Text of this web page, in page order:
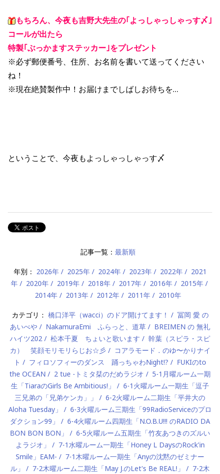
もちろん、今夜も吉野大先生の｢よっしゃっしゃっす〆｣
コールが出たら
特製｢ぶっかますステッカー｣をプレゼント
※必ず郵便番号、住所、お名前を書いて送ってください
ね！
※現在絶賛製作中！お届けまでしばしお待ちを…
ということで、今夜もよっしゃっしゃっす〆
記事一覧： 最新順
年別： 2026年 2025年 2024年 2023年 2022年
2021
年
2020年 2019年 2018年 2017年 2016年
2015年
2014年
2013年 2012年 2011年 2010年
カテゴリ： 橋口洋平（wacci）のドア開けてます！
冨岡 愛 の
あいべや
NakamuraEmi ふらっと、道草
BREIMEN の 無礼
ハイツ202
松本千夏 ちょいと歌います
幹葉（スピラ・スピ
カ） 笑顔モリモリらじお☆彡
コアラモード．のゆ〜かりナイ
ト
フィロソフィーのダンス 踊っちゃわNight!?
FUKIのto
the OCEAN
2 tue -トミタ栞のだめラジオ
5-1月曜ルーム一期
生「TiaraのGirls Be Ambitious!」
6-1火曜ルーム一期生「逗子
三兄弟の「兄弟ケンカ」」
6-2火曜ルーム二期生「平井大の
Aloha Tuesday」
6-3火曜ルーム三期生「99RadioServiceのプロ
ダクション99」
6-4火曜ルーム四期生「N.O.B.U!!! のRADIO DA
BON BON BON」
6-5火曜ルーム五期生「竹友あつきのズルい
よラジオ」
7-1水曜ルーム一期生「Honey L DaysのRock'in
Smile」EAM-
7-1木曜ルーム一期生「Anyの沈黙のゼミナー
ル」
7-2木曜ルーム二期生「May J.のLet's Be REAL!」 7-2木